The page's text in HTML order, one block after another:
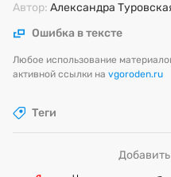
Автор: Александра
Ошибка в тексте
Любое использование
активной ссылки на vgoroden.ru
Теги
Добавить